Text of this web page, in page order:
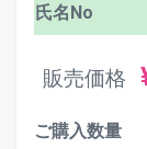
氏名No
販売価格
ご購入数量